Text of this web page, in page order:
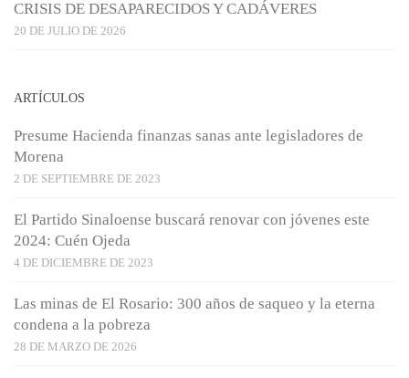
CRISIS DE DESAPARECIDOS Y CADÁVERES
20 DE JULIO DE 2026
ARTÍCULOS
Presume Hacienda finanzas sanas ante legisladores de
Morena
2 DE SEPTIEMBRE DE 2023
El Partido Sinaloense buscará renovar con jóvenes este
2024: Cuén Ojeda
4 DE DICIEMBRE DE 2023
Las minas de El Rosario: 300 años de saqueo y la eterna
condena a la pobreza
28 DE MARZO DE 2026